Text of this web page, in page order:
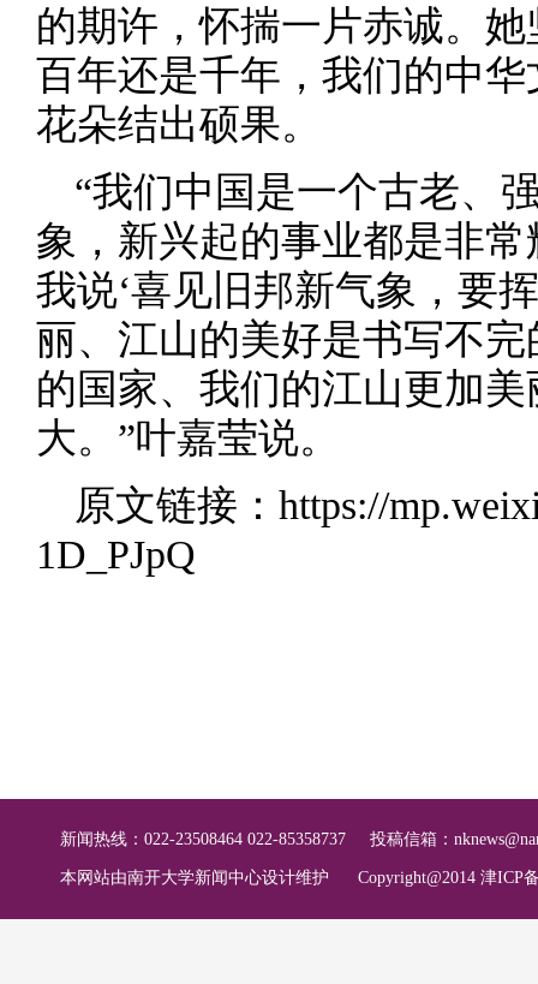
的期许，怀揣一片赤诚。
百年还是千年，我们的中
花朵结出硕果。
“我们中国是一个古老、
象，新兴起的事业都是非
我说‘喜见旧邦新气象，要
丽、江山的美好是书写不
的国家、我们的江山更加
大。”叶嘉莹说。
原文链接： https://
1D_PJpQ
新闻热线：022-23508464 022-85358737 投稿信箱：
本网站由南开大学新闻中心设计维护 Copyright@2014 津ICP